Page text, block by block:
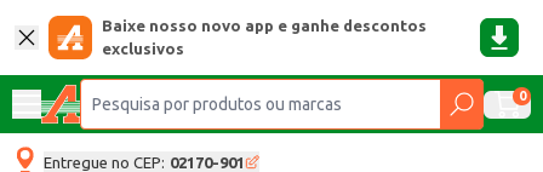
Baixe nosso novo app e ganhe descontos
exclusivos
0
Entregue no CEP: 02170-901